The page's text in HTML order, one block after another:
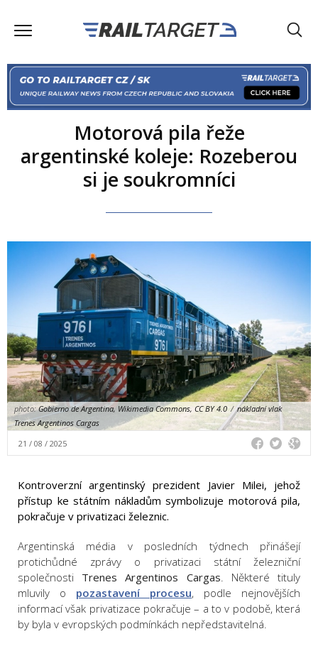
Motorová pila řeže
argentinské koleje: Rozeberou
si je soukromníci
photo:Gobierno de Argentina, Wikimedia Commons, CC BY 4.0 / nákladní vlak
Trenes Argentinos Cargas
21 / 08 / 2025
Kontroverzní argentinský prezident Javier Milei, jehož
přístup ke státním nákladům symbolizuje motorová pila,
pokračuje v privatizaci železnic.
Argentinská média v posledních týdnech přinášejí
protichůdné zprávy o privatizaci státní železniční
společnosti Trenes Argentinos Cargas. Některé tituly
mluvily o pozastavení procesu, podle nejnovějších
informací však privatizace pokračuje – a to v podobě, která
by byla v evropských podmínkách nepředstavitelná.